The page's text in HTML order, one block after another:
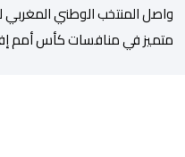
واصل المنتخب الوطني